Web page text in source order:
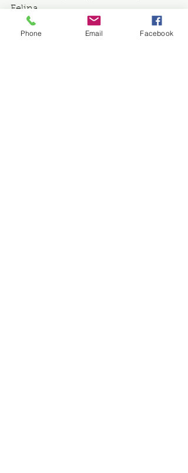
Felina.
La orientación de tu veterinario es
Phone Email Facebook